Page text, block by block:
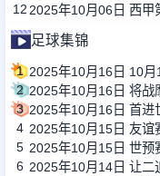
12 2025年10月06日 西甲
足球集锦
1 2025年10月16日 10
2
3
4
5
6